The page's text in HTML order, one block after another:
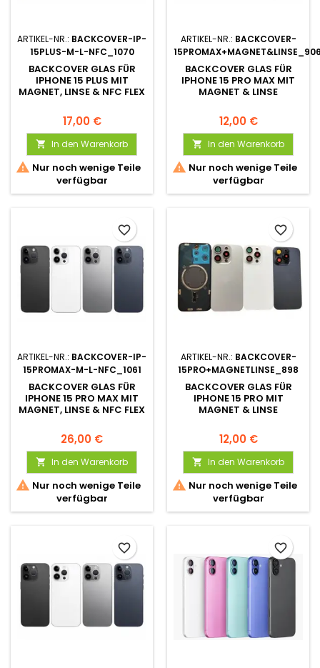
ARTIKEL-NR.: BACKCOVER-IP-
15PLUS-M-L-NFC_1070
BACKCOVER GLAS FÜR
IPHONE 15 PLUS MIT
MAGNET, LINSE & NFC FLEX
17,00 €
 In den Warenkorb
 Nur noch wenige Teile
verfügbar
ARTIKEL-NR.: BACKCOVER-
BACKCOVER GLAS FÜR
IPHONE 15 PRO MAX MIT
MAGNET & LINSE
12,00 €
 In den Warenkorb
 Nur noch wenige Teile
verfügbar
ARTIKEL-NR.: BACKCOVER-IP-
15PROMAX-M-L-NFC_1061
BACKCOVER GLAS FÜR
IPHONE 15 PRO MAX MIT
MAGNET, LINSE & NFC FLEX
26,00 €
 In den Warenkorb
 Nur noch wenige Teile
verfügbar
favorite_border
ARTIKEL-NR.: BACKCOVER-
15PRO+MAGNETLINSE_898
BACKCOVER GLAS FÜR
IPHONE 15 PRO MIT
MAGNET & LINSE
12,00 €
 In den Warenkorb
 Nur noch wenige Teile
verfügbar
favorite_border
favorite_border favorite_border